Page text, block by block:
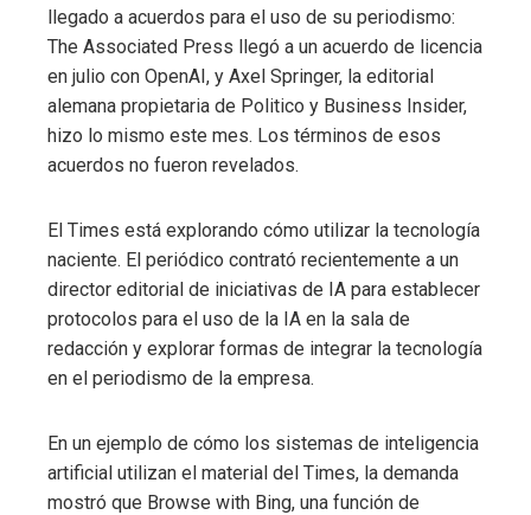
llegado a acuerdos para el uso de su periodismo:
The Associated Press llegó a un acuerdo de licencia
en julio con OpenAI, y Axel Springer, la editorial
alemana propietaria de Politico y Business Insider,
hizo lo mismo este mes. Los términos de esos
acuerdos no fueron revelados.
El Times está explorando cómo utilizar la tecnología
naciente. El periódico contrató recientemente a un
director editorial de iniciativas de IA para establecer
protocolos para el uso de la IA en la sala de
redacción y explorar formas de integrar la tecnología
en el periodismo de la empresa.
En un ejemplo de cómo los sistemas de inteligencia
artificial utilizan el material del Times, la demanda
mostró que Browse with Bing, una función de